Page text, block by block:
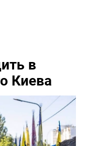
в
Киева